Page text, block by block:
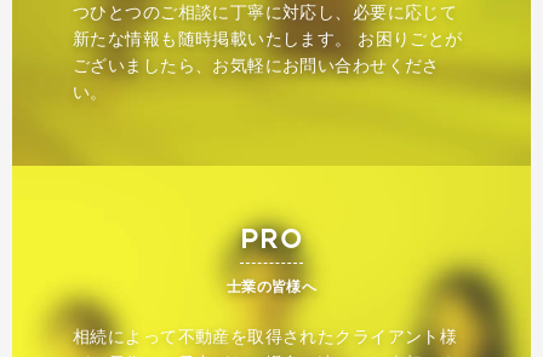
つひとつのご相談に丁寧に対応し、必要に応じて
新たな情報も随時掲載いたします。 お困りごとが
ございましたら、お気軽にお問い合わせくださ
い。
PRO
士業の皆様へ
相続によって不動産を取得されたクライアント様